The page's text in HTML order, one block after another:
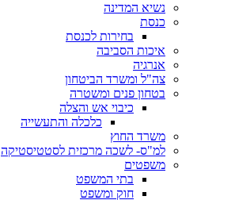
נשיא המדינה
כנסת
בחירות לכנסת
איכות הסביבה
אנרגיה
צה"ל ומשרד הביטחון
בטחון פנים ומשטרה
כיבוי אש והצלה
כלכלה והתעשייה
משרד החוץ
למ"ס- לשכה מרכזית לסטטיסטיקה
משפטים
בתי המשפט
חוק ומשפט